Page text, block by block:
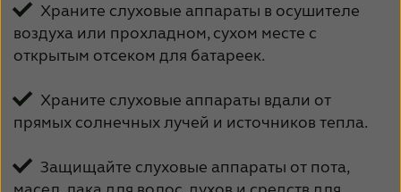
Храните слуховые аппараты в осушителе
воздуха или прохладном, сухом месте с
открытым отсеком для батареек.
Храните слуховые аппараты вдали от
прямых солнечных лучей и источников тепла.
Защищайте слуховые аппараты от пота,